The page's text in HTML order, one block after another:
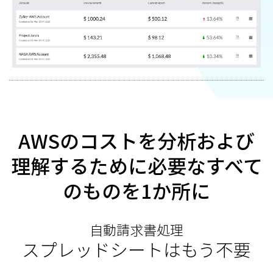
AWSのコストを分析および
理解するために必要なすべて
のものを1か所に
自動請求書処理
スプレッドシートはもう不要